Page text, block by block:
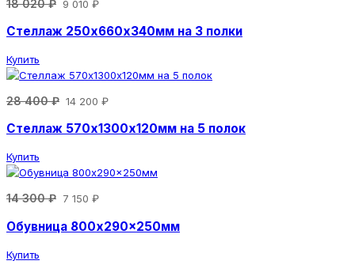
18 020 ₽ 9 010 ₽
Стеллаж 250х660х340мм на 3 полки
Купить
28 400 ₽ 14 200 ₽
Стеллаж 570х1300х120мм на 5 полок
Купить
14 300 ₽ 7 150 ₽
Обувница 800x290x250мм
Купить